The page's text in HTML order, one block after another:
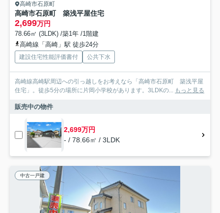
高崎市石原町
高崎市石原町 築浅平屋住宅
2,699万円
78.66㎡ (3LDK) /築1年 /1階建
高崎線「高崎」駅 徒歩24分
建設住宅性能評価書付 公共下水
高崎線高崎駅周辺への引っ越しをお考えなら「高崎市石原町 築浅平屋
住宅」。徒歩5分の場所に片岡小学校があります。3LDKの... もっと見る
販売中の物件
2,699万円
- / 78.66㎡ / 3LDK
中古一戸建